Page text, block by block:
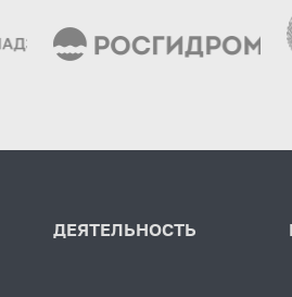
ДЕЯТЕЛЬНОСТЬ